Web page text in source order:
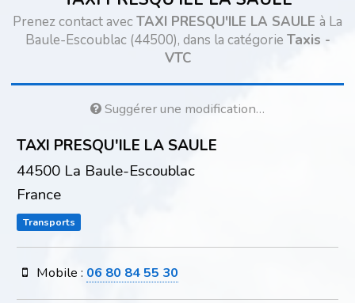
Prenez contact avecTAXI PRESQU'ILE LA SAULE à La
Baule-Escoublac (44500), dans la catégorie Taxis -
VTC
Suggérer une modification…
TAXI PRESQU'ILE LA SAULE
44500 La Baule-Escoublac
France
Transports
Mobile : 06 80 84 55 30